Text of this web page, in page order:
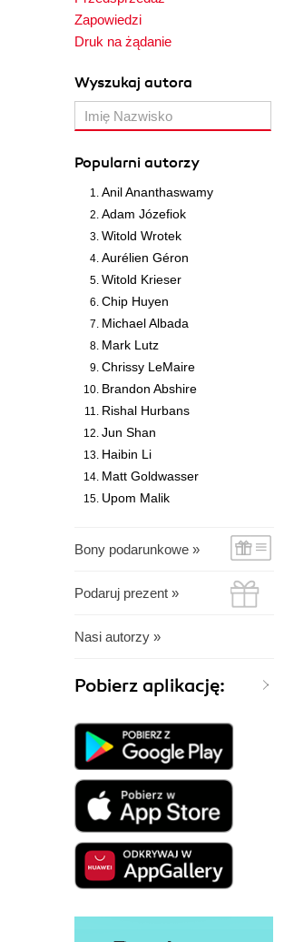
Zapowiedzi
Druk na żądanie
Wyszukaj autora
Popularni autorzy
Anil Ananthaswamy
Adam Józefiok
Witold Wrotek
Aurélien Géron
Witold Krieser
Chip Huyen
Michael Albada
Mark Lutz
Chrissy LeMaire
Brandon Abshire
Rishal Hurbans
Jun Shan
Haibin Li
Matt Goldwasser
Upom Malik
Bony podarunkowe »
Podaruj prezent »
Nasi autorzy »
Pobierz aplikację: